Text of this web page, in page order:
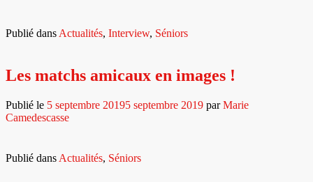
Publié dansActualités, Interview, Séniors
Les matchs amicaux en images !
Publié le 5 septembre 20195 septembre 2019 parMarie
Camedescasse
Publié dans Actualités, Séniors